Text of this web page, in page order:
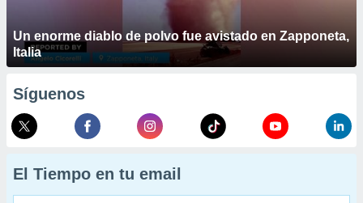
Un enorme diablo de polvo fue avistado en Zapponeta,
Italia
Síguenos
El Tiempo en tu email